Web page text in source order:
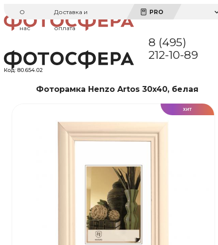
О
нас
Доставка и
оплата
PRO
8 (495)
212-10-89
Код: 80.654.02
ХИТ
Фоторамка Henzo Artos 30x40, белая